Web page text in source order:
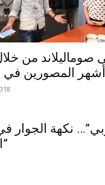
صوماليلاند من
أشهر المصورين في
الصومال”